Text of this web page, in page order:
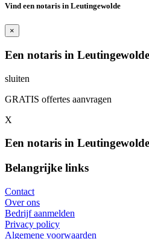
Vind een notaris in Leutingewolde
×
Een notaris in
sluiten
GRATIS offertes aanvragen
X
Een notaris in
Belangrijke links
Contact
Over ons
Bedrijf aanmelden
Privacy policy
Algemene voorwaarden